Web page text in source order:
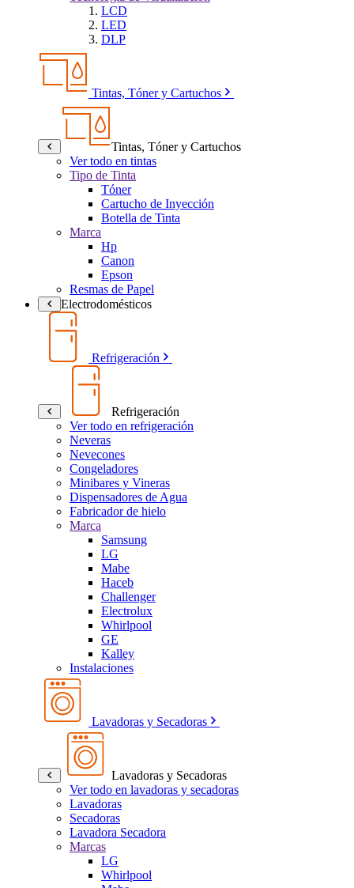
LCD
LED
DLP
Tintas, Tóner y Cartuchos
Tintas, Tóner y Cartuchos
Ver todo en tintas
Tipo de Tinta
Tóner
Cartucho de Inyección
Botella de Tinta
Marca
Hp
Canon
Epson
Resmas de Papel
Electrodomésticos
Refrigeración
Refrigeración
Ver todo en refrigeración
Neveras
Nevecones
Congeladores
Minibares y Vineras
Dispensadores de Agua
Fabricador de hielo
Marca
Samsung
LG
Mabe
Haceb
Challenger
Electrolux
Whirlpool
GE
Kalley
Instalaciones
Lavadoras y Secadoras
Lavadoras y Secadoras
Ver todo en lavadoras y secadoras
Lavadoras
Secadoras
Lavadora Secadora
Marcas
LG
Whirlpool